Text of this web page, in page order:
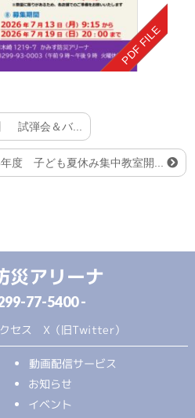
試弾会＆バ...
度 子ども夏休み集中教室開...
災アリーナ
77-5400-
セス X（旧Twitter）
動画配信サービス
お知らせ
イベント